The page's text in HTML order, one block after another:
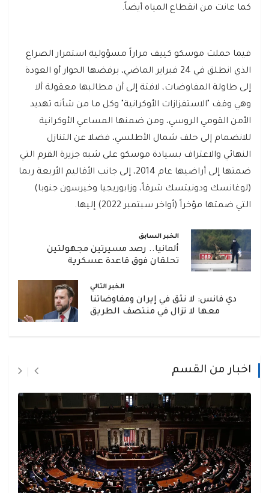
كما عانت من انقطاع المياه أيضاً.
فيما حملت موسكو كييف مراراً مسؤولية استمرار الصراع
الذي انطلق في 24 فبراير الماضي، برفضها الحوار أو العودة
إلى طاولة المفاوضات، لافتة إلى أن مطالبها معقولة ألا
وهي وقف "الاستفزازات الأوكرانية" وكل ما من شأنه تهديد
الأمن القومي الروسي، ومن ضمنها المساعي الأوكرانية
للانضمام إلى حلف شمال الأطلسي، فضلا عن التنازل
النهائي والاعتراف بسيادة موسكو على شبه جزيرة القرم التي
ضمتها إلى أراضيها عام 2014، إلى جانب الأقاليم الأربعة ربما
(لوغانسك ودونيتسك شرقاً، وزابوريجيا وخيرسون جنوبا)
التي ضمتها مؤخراً (أواخر سبتمبر 2022) إليها.
الخبر السابق
ألمانيا.. رصد مسيرتين مجهولتين
تحلقان فوق قاعدة عسكرية
الخبر التالي
دي فانس: لا نثق في إيران ومفاوضاتنا
معها لا تزال في منتصف الطريق
اخبار من القسم